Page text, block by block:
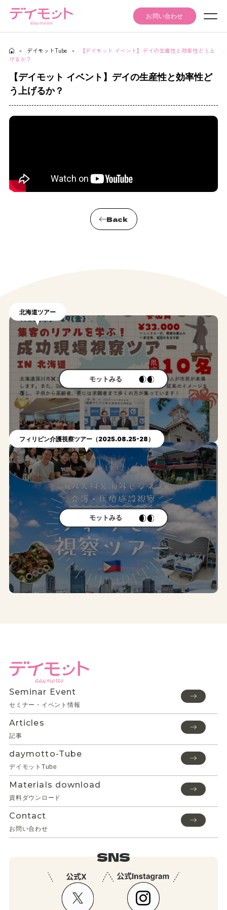
お問い合わせ
Seminar Event
Articles
記事
Daymotto-Tube
- デイモットTube -
【デイモット イベント】デイの生産性と効率性どう上
げるか？
【デイモット イベント】デイの生産性と効率性ど
う上げるか？
北海道ツアー
モットみる
フィリピン介護視察ツアー（2025.08.25-28）
モットみる
Seminar Event
セミナー・イベント情報
Articles
記事
daymotto-Tube
デイモットTube
Materials download
資料ダウンロード
Contact
お問い合わせ
SNS